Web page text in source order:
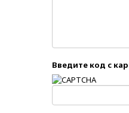
Введите код с